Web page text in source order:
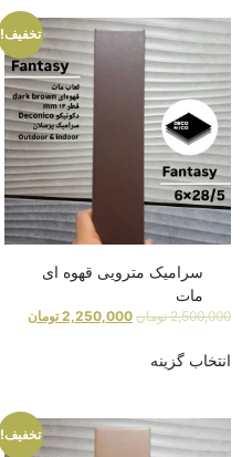
تخفیف!
سرامیک مترویی قهوه ای
مات
2,500,000 تومان 2,250,000 تومان
انتخاب گزینه
تخفیف!